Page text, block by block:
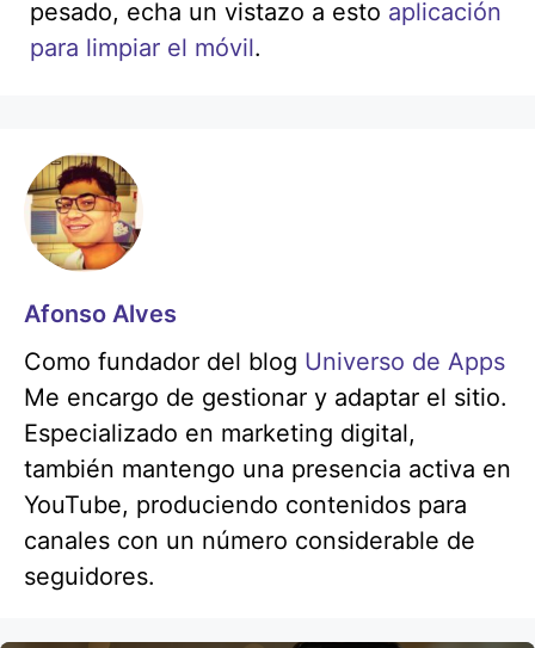
pesado, echa un vistazo a esto aplicación
para limpiar el móvil.
Afonso Alves
Como fundador del blog Universo de Apps
Me encargo de gestionar y adaptar el sitio.
Especializado en marketing digital,
también mantengo una presencia activa en
YouTube, produciendo contenidos para
canales con un número considerable de
seguidores.